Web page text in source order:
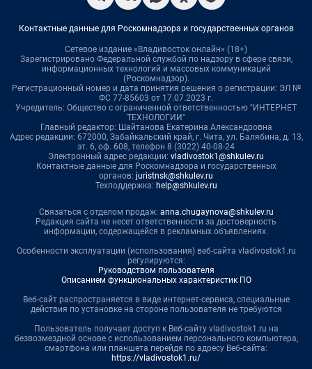
Контактные данные для Роскомнадзора и государственных органов
Сетевое издание «Владивосток онлайн» (18+)
Зарегистрировано Федеральной службой по надзору в сфере связи,
информационных технологий и массовых коммуникаций
(Роскомнадзор).
Регистрационный номер и дата принятия решения о регистрации: ЭЛ №
ФС 77-85603 от 17.07.2023 г.
Учредитель: Общество с ограниченной ответственностью "ИНТЕРНЕТ
ТЕХНОЛОГИИ"
Главный редактор: Шайтанова Екатерина Александровна
Адрес редакции: 672000, Забайкальский край, г. Чита, ул. Балябина, д. 13,
эт. 6, оф. 608, телефон 8 (3022) 40-08-24
Электронный адрес редакции: vladivostok1@shkulev.ru
Контактные данные для Роскомнадзора и государственных
органов: juristnsk@shkulev.ru
Техподдержка: help@shkulev.ru
Связаться с отделом продаж: anna.chugaynova@shkulev.ru
Редакция сайта не несет ответственности за достоверность
информации, содержащейся в рекламных объявлениях.
Особенности эксплуатации (использования) веб-сайта vladivostok1.ru
регулируются:
Руководством пользователя
Описанием функциональных характеристик ПО
Веб-сайт распространяется в виде интернет-сервиса, специальные
действия по установке на стороне пользователя не требуются
Пользователь получает доступ к Веб-сайту vladivostok1.ru на
безвозмездной основе с использованием персонального компьютера,
смартфона или планшета перейдя по адресу Веб-сайта:
https://vladivostok1.ru/